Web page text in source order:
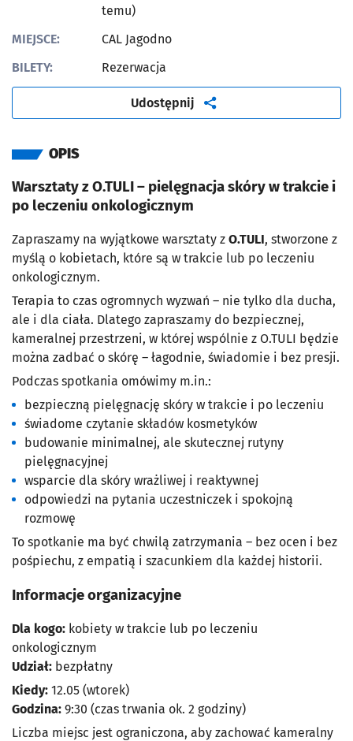
temu)
MIEJSCE:
CAL Jagodno
BILETY:
Rezerwacja
Udostępnij artykuł
OPIS
Warsztaty z O.TULI – pielęgnacja skóry w trakcie i
po leczeniu onkologicznym
Zapraszamy na wyjątkowe warsztaty z O.TULI, stworzone z
myślą o kobietach, które są w trakcie lub po leczeniu
onkologicznym.
Terapia to czas ogromnych wyzwań – nie tylko dla ducha,
ale i dla ciała. Dlatego zapraszamy do bezpiecznej,
kameralnej przestrzeni, w której wspólnie z O.TULI będzie
można zadbać o skórę – łagodnie, świadomie i bez presji.
Podczas spotkania omówimy m.in.:
bezpieczną pielęgnację skóry w trakcie i po leczeniu
świadome czytanie składów kosmetyków
budowanie minimalnej, ale skutecznej rutyny
pielęgnacyjnej
wsparcie dla skóry wrażliwej i reaktywnej
odpowiedzi na pytania uczestniczek i spokojną
rozmowę
To spotkanie ma być chwilą zatrzymania – bez ocen i bez
pośpiechu, z empatią i szacunkiem dla każdej historii.
Informacje organizacyjne
Dla kogo: kobiety w trakcie lub po leczeniu
onkologicznym
Udział: bezpłatny
Kiedy: 12.05 (wtorek)
Godzina: 9:30 (czas trwania ok. 2 godziny)
Liczba miejsc jest ograniczona, aby zachować kameralny